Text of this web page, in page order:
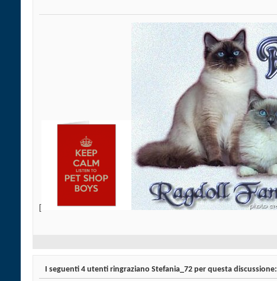
[
I seguenti 4 utenti ringraziano Stefania_72 per questa discussione: